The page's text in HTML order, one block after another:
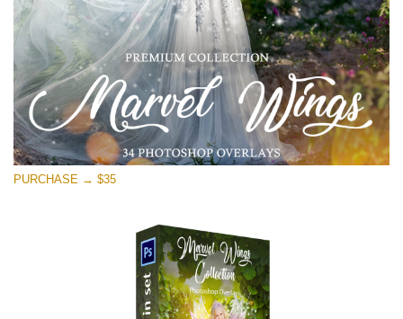
Darmowe Pobieranie
PURCHASE → $35